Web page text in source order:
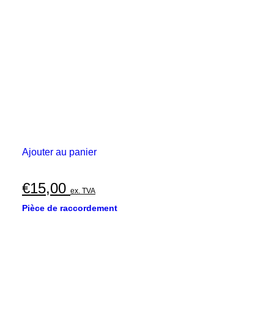
Ajouter au panier
€15,00 ex. TVA
Pièce de raccordement